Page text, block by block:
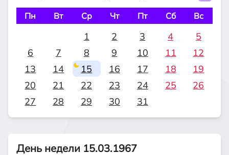
Пн Вт Ср Чт Пт Сб Вс
1 2 3 4
5
6
7 8 9 10 11
12
13
14 15 16 17 18
19
20
21 22 23 24 25
26
27
28 29 30 31
День недели 15.03.1967